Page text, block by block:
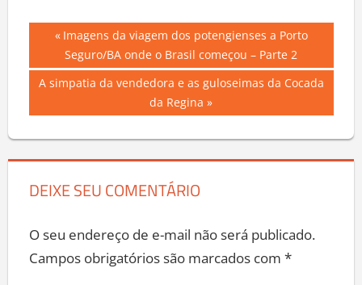
Navegação
de
Post
Previous
Post:
Imagens da viagem dos potengienses a Porto
Seguro/BA onde o Brasil começou – Parte 2
Next
A simpatia da vendedora e as guloseimas da Cocada
da Regina
DEIXE SEU COMENTÁRIO
O seu endereço de e-mail não será publicado.
Campos obrigatórios são marcados com *